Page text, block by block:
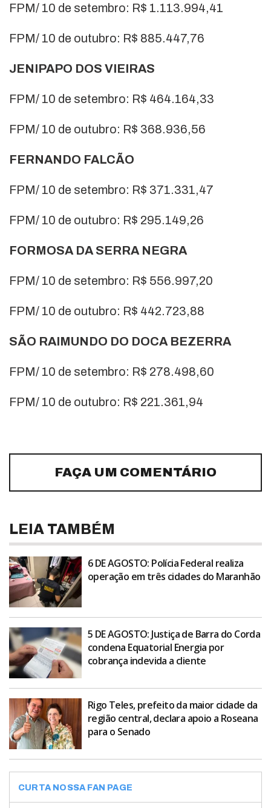
FPM/ 10 de setembro: R$ 1.113.994,41
FPM/ 10 de outubro: R$ 885.447,76
JENIPAPO DOS VIEIRAS
FPM/ 10 de setembro: R$ 464.164,33
FPM/ 10 de outubro: R$ 368.936,56
FERNANDO FALCÃO
FPM/ 10 de setembro: R$ 371.331,47
FPM/ 10 de outubro: R$ 295.149,26
FORMOSA DA SERRA NEGRA
FPM/ 10 de setembro: R$ 556.997,20
FPM/ 10 de outubro: R$ 442.723,88
SÃO RAIMUNDO DO DOCA BEZERRA
FPM/ 10 de setembro: R$ 278.498,60
FPM/ 10 de outubro: R$ 221.361,94
FAÇA UM COMENTÁRIO
LEIA TAMBÉM
6 DE AGOSTO: Polícia Federal realiza
operação em três cidades do Maranhão
5 DE AGOSTO: Justiça de Barra do Corda
condena Equatorial Energia por
cobrança indevida a cliente
Rigo Teles, prefeito da maior cidade da
região central, declara apoio a Roseana
para o Senado
CURTA NOSSA FAN PAGE